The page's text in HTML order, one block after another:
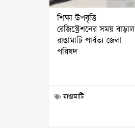
শিক্ষা উপবৃত্তি
রেজিস্ট্রেশনের সময় বাড়াল
রাঙামাটি পার্বত্য জেলা
পরিষদ
রাঙামাটি